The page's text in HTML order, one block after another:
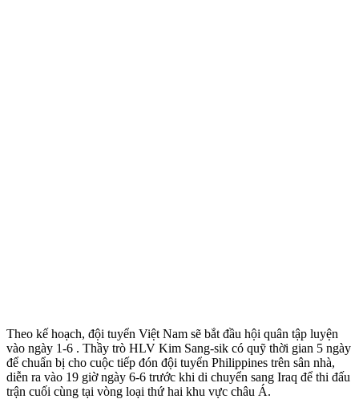
Theo kế hoạch, đội tuyển Việt Nam sẽ bắt đầu hội quân tập luyện
vào ngày 1-6 . Thầy trò HLV Kim Sang-sik có quỹ thời gian 5 ngày
để chuẩn bị cho cuộc tiếp đón đội tuyển Philippines trên sân nhà,
diễn ra vào 19 giờ ngày 6-6 trước khi di chuyển sang Iraq để thi đấu
trận cuối cùng tại vòng loại thứ hai khu vực châu Á.